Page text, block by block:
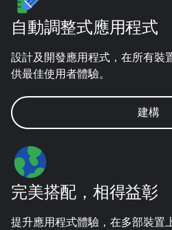
自動調整式應用程式
設計及開發應用程式，在所有裝
供最佳使用者體驗。
建構
完美搭配，相得益彰
提升應用程式體驗，在多部裝置